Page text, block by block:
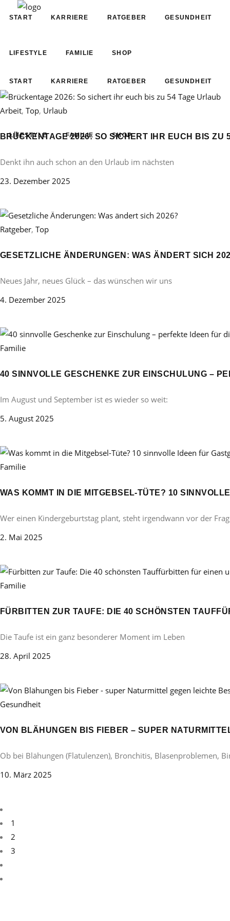
START KARRIERE RATGEBER GESUNDHEIT
LIFESTYLE FAMILIE SHOP
START KARRIERE RATGEBER GESUNDHEIT
LIFESTYLE FAMILIE SHOP
Arbeit, Top, Urlaub
BRÜCKENTAGE 2026: SO SICHERT IHR EUCH BIS ZU
Denkt ihn auch schon an den Urlaub im nächsten
23. Dezember 2025
Ratgeber, Top
GESETZLICHE ÄNDERUNGEN: WAS ÄNDERT SICH
Neues Jahr, neues Glück – das wünschen wir uns
4. Dezember 2025
Familie
40 SINNVOLLE GESCHENKE ZUR EINSCHULUNG –
Im August und September ist es wieder so weit:
5. August 2025
Familie
WAS KOMMT IN DIE MITGEBSEL-TÜTE? 10
Wer einen Kindergeburtstag plant, steht irgendwann vor der
2. Mai 2025
Familie
FÜRBITTEN ZUR TAUFE: DIE 40 SCHÖNSTEN
Die Taufe ist ein ganz besonderer Moment im Leben
28. April 2025
Gesundheit
VON BLÄHUNGEN BIS FIEBER – SUPER
Ob bei Blähungen (Flatulenzen), Bronchitis, Blasenproblemen,
10. März 2025
1
2
3